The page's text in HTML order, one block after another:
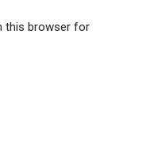
this browser for